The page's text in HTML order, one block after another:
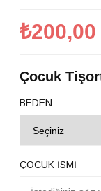
₺200,00
Çocuk
BEDEN
ÇOCUK İSMİ